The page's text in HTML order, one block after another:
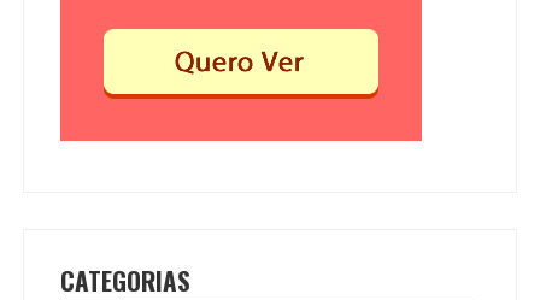
CATEGORIAS